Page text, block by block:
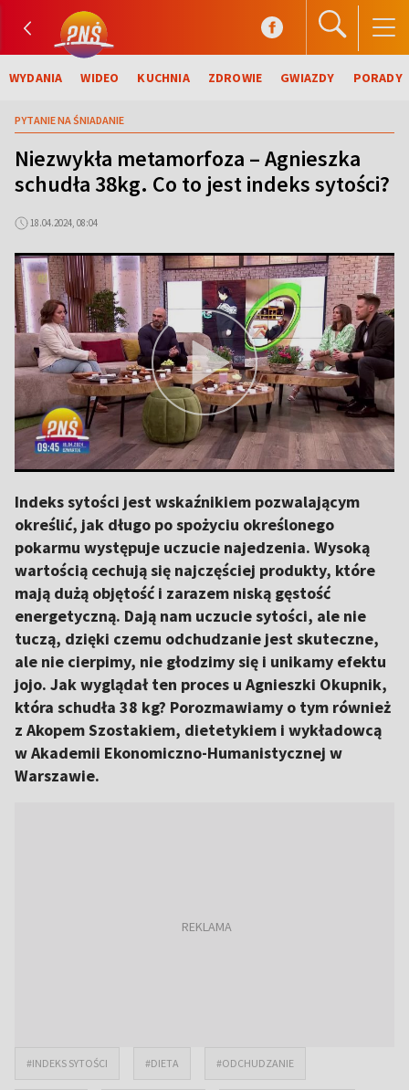
WYDANIA WIDEO KUCHNIA ZDROWIE GWIAZDY PORADY
PYTANIE NA ŚNIADANIE
Niezwykła metamorfoza – Agnieszka
schudła 38kg. Co to jest indeks sytości?
18.04.2024, 08:04
Indeks sytości jest wskaźnikiem pozwalającym
określić, jak długo po spożyciu określonego
pokarmu występuje uczucie najedzenia. Wysoką
wartością cechują się najczęściej produkty, które
mają dużą objętość i zarazem niską gęstość
energetyczną. Dają nam uczucie sytości, ale nie
tuczą, dzięki czemu odchudzanie jest skuteczne,
ale nie cierpimy, nie głodzimy się i unikamy efektu
jojo. Jak wyglądał ten proces u Agnieszki Okupnik,
która schudła 38 kg? Porozmawiamy o tym również
z Akopem Szostakiem, dietetykiem i wykładowcą
w Akademii Ekonomiczno-Humanistycznej w
Warszawie.
#INDEKS SYTOŚCI #DIETA #ODCHUDZANIE